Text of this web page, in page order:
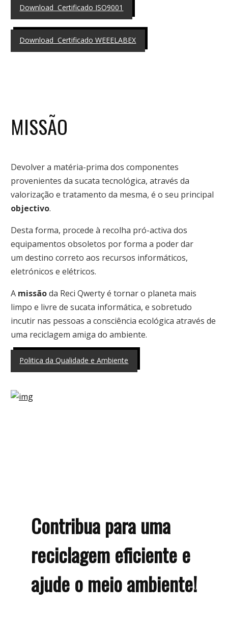
Download Certificado ISO9001
Download Certificado WEEELABEX
MISSÃO
Devolver a matéria-prima dos componentes
provenientes da sucata tecnológica, através da
valorização e tratamento da mesma, é o seu principal
objectivo.
Desta forma, procede à recolha pró-activa dos
equipamentos obsoletos por forma a poder dar
um destino correto aos recursos informáticos,
eletrónicos e elétricos.
A missãoda Reci Qwerty é tornar o planeta mais
limpo e livre de sucata informática, e sobretudo
incutir nas pessoas a consciência ecológica através de
uma reciclagem amiga do ambiente.
Politica da Qualidade e Ambiente
Contribua para uma
reciclagem eficiente e
ajude o meio ambiente!